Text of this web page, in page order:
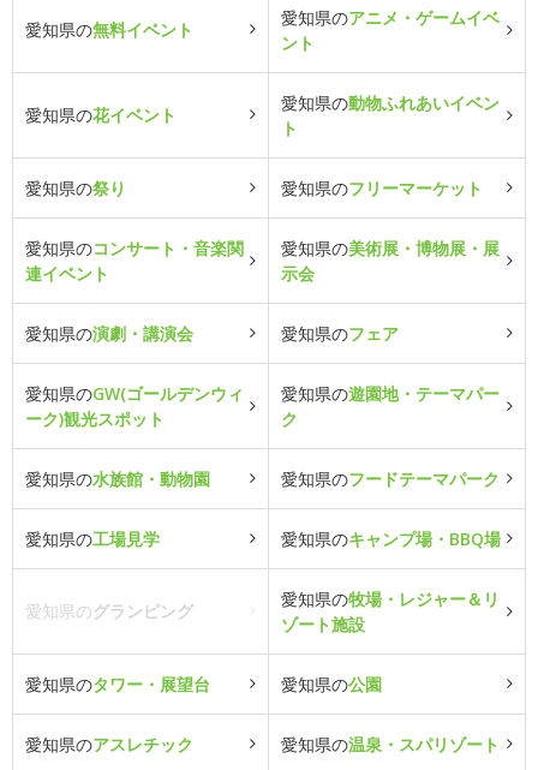
愛知県の無料イベント
愛知県のアニメ・ゲームイベ
ント
愛知県の花イベント
愛知県の動物ふれあいイベン
ト
愛知県の祭り 愛知県のフリーマーケット
愛知県のコンサート・音楽関
連イベント
愛知県の美術展・博物展・展
示会
愛知県の演劇・講演会 愛知県のフェア
愛知県のGW(ゴールデンウィ
ーク)観光スポット
愛知県の遊園地・テーマパー
ク
愛知県の水族館・動物園 愛知県のフードテーマパーク
愛知県の工場見学 愛知県のキャンプ場・BBQ場
愛知県のグランピング
愛知県の牧場・レジャー＆リ
ゾート施設
愛知県のタワー・展望台 愛知県の公園
愛知県のアスレチック 愛知県の温泉・スパリゾート